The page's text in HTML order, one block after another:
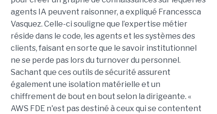
agents IA peuvent raisonner, a expliqué Francessca
Vasquez. Celle-ci souligne que l’expertise métier
réside dans le code, les agents et les systèmes des
clients, faisant en sorte que le savoir institutionnel
ne se perde pas lors du turnover du personnel.
Sachant que ces outils de sécurité assurent
également une isolation matérielle et un
chiffrement de bout en bout selon la dirigeante. «
AWS FDE n'est pas destiné à ceux qui se contentent